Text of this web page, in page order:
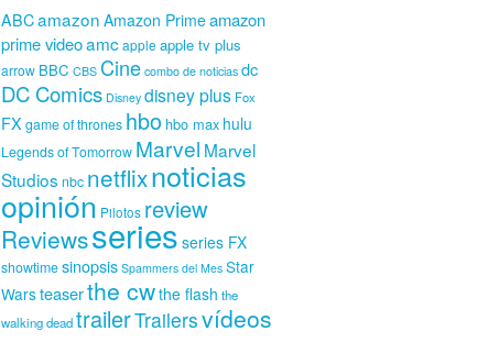
ABCamazon Amazon Primeamazon
prime videoamcapple apple tv plus
arrow BBC CBS Cine combo de noticias dc
DC Comics Disney disney plus Fox
FX game of thrones hbo hbo max hulu
Legends of Tomorrow Marvel Marvel
Studios nbc netflixnoticias
opinión Pilotos review
Reviewsseries series FX
showtimesinopsis Spammers del Mes Star
Warsteaserthe cwthe flash the
walking deadtrailerTrailersvídeos